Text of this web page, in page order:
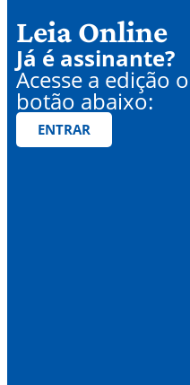
Leia Online
Já é assinante?
Acesse a edição
botão abaixo:
ENTRAR